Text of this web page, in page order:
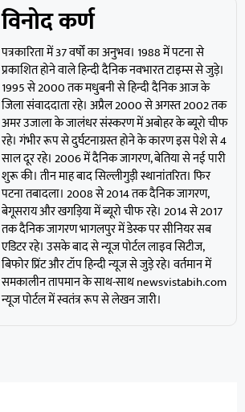
विनोद कर्ण
पत्रकारिता में 37 वर्षों का अनुभव। 1988 में पटना से
प्रकाशित होने वाले हिन्दी दैनिक नवभारत टाइम्स से जुड़े।
1995 से 2000 तक मधुबनी से हिन्दी दैनिक आज के
जिला संवाददाता रहे। अप्रैल 2000 से अगस्त 2002 तक
अमर उजाला के जालंधर संस्करण में अबोहर के ब्यूरो चीफ
रहे। गंभीर रूप से दुर्घटनाग्रस्त होने के कारण इस पेशे से 4
साल दूर रहे। 2006 में दैनिक जागरण, बेतिया से नई पारी
शुरू की। तीन माह बाद सिल्लीगुड़ी स्थानांतरित। फिर
पटना तबादला। 2008 से 2014 तक दैनिक जागरण,
बेगूसराय और खगड़िया में ब्यूरो चीफ रहे। 2014 से 2017
तक दैनिक जागरण भागलपुर में डेस्क पर सीनियर सब
एडिटर रहे। उसके बाद से न्यूज पोर्टल लाइव सिटीज,
बिफोर प्रिंट और टॉप हिन्दी न्यूज से जुड़े रहे। वर्तमान में
समकालीन तापमान के साथ-साथ newsvistabih.com
न्यूज पोर्टल में स्वतंत्र रूप से लेखन जारी।